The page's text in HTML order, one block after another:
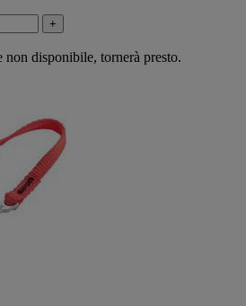
+
non disponibile, tornerà presto.